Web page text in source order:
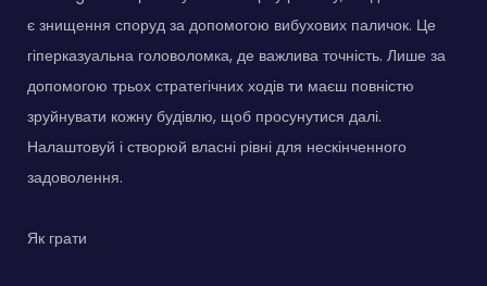
є знищення споруд за допомогою вибухових паличок. Це
гіперказуальна головоломка, де важлива точність. Лише за
допомогою трьох стратегічних ходів ти маєш повністю
зруйнувати кожну будівлю, щоб просунутися далі.
Налаштовуй і створюй власні рівні для нескінченного
задоволення.
Як грати